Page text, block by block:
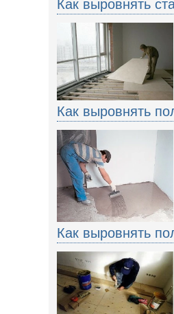
Как выровнять
Как выровнять
Как выровнять